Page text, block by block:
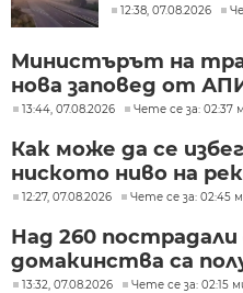
12:38, 07.08.2026
Министърът на
нова заповед от
13:44, 07.08.2026 Чете се за: 02:37
Как може да се
ниското ниво на
12:27, 07.08.2026 Чете се за: 02:45
Над 260
домакинства са
13:32, 07.08.2026 Чете се за: 02:15